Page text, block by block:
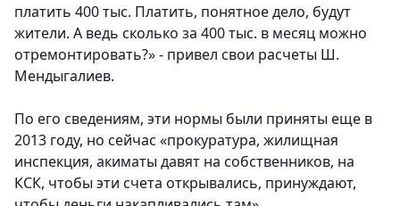
платить 400 тыс. Платить, понятное дело, будут
жители. А ведь сколько за 400 тыс. в месяц можно
отремонтировать?» - привел свои расчеты Ш.
Мендыгалиев.
По его сведениям, эти нормы были приняты еще в
2013 году, но сейчас «прокуратура, жилищная
инспекция, акиматы давят на собственников, на
КСК, чтобы эти счета открывались, принуждают,